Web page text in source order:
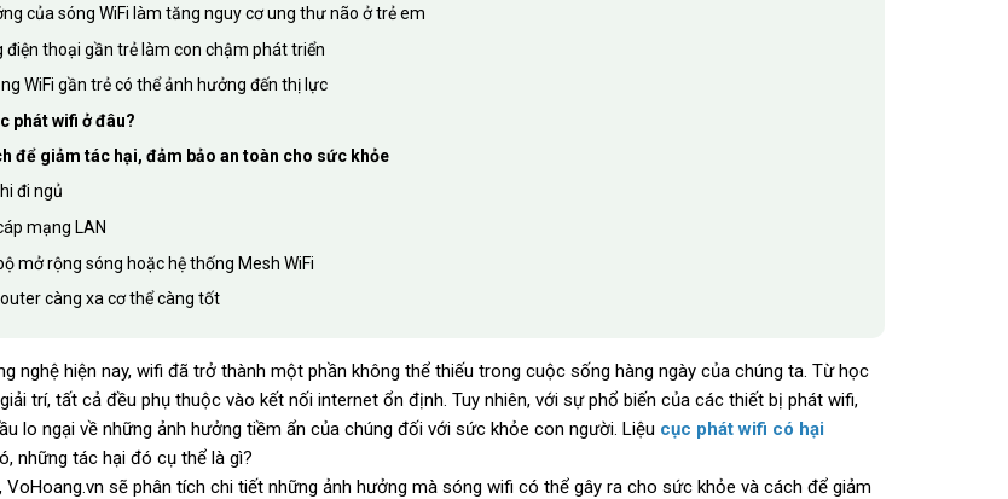
của sóng WiFi làm tăng nguy cơ ung thư não ở trẻ em
điện thoại gần trẻ làm con chậm phát triển
WiFi gần trẻ có thể ảnh hưởng đến thị lực
phát wifi ở đâu?
để giảm tác hại, đảm bảo an toàn cho sức khỏe
đi ngủ
mạng LAN
mở rộng sóng hoặc hệ thống Mesh WiFi
càng xa cơ thể càng tốt
nghệ hiện nay, wifi đã trở thành một phần không thể thiếu trong cuộc sống hàng ngày của chúng ta. Từ học
trí, tất cả đều phụ thuộc vào kết nối internet ổn định. Tuy nhiên, với sự phổ biến của các thiết bị phát wifi,
lo ngại về những ảnh hưởng tiềm ẩn của chúng đối với sức khỏe con người. Liệu cục phát wifi có hại
những tác hại đó cụ thể là gì?
VoHoang.vn sẽ phân tích chi tiết những ảnh hưởng mà sóng wifi có thể gây ra cho sức khỏe và cách để giảm